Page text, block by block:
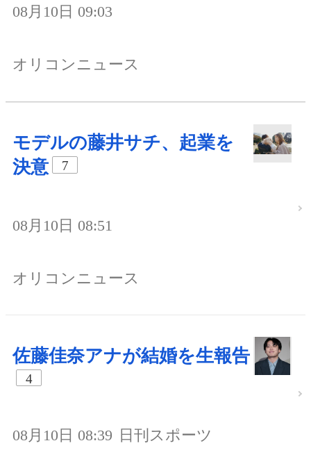
08月10日 09:03
オリコンニュース
モデルの藤井サチ、起業を
決意
7
08月10日 08:51
オリコンニュース
佐藤佳奈アナが結婚を生報告
4
08月10日 08:39 日刊スポーツ